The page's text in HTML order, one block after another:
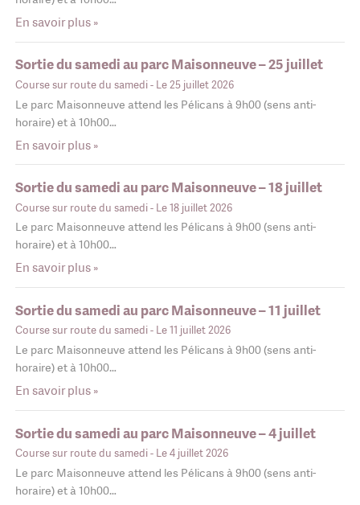
En savoir plus »
Sortie du samedi au parc Maisonneuve – 25 juillet
Course sur route du samedi- Le 25 juillet 2026
Le parc Maisonneuve attend les Pélicans à 9h00 (sens anti-
horaire) et à 10h00…
En savoir plus »
Sortie du samedi au parc Maisonneuve – 18 juillet
Course sur route du samedi- Le 18 juillet 2026
Le parc Maisonneuve attend les Pélicans à 9h00 (sens anti-
horaire) et à 10h00…
En savoir plus »
Sortie du samedi au parc Maisonneuve – 11 juillet
Course sur route du samedi- Le 11 juillet 2026
Le parc Maisonneuve attend les Pélicans à 9h00 (sens anti-
horaire) et à 10h00…
En savoir plus »
Sortie du samedi au parc Maisonneuve – 4 juillet
Course sur route du samedi- Le 4 juillet 2026
Le parc Maisonneuve attend les Pélicans à 9h00 (sens anti-
horaire) et à 10h00…